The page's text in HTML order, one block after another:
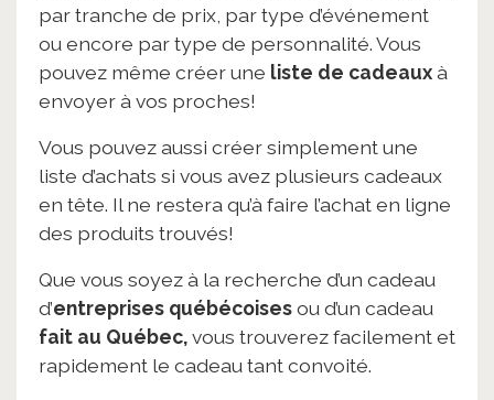
par tranche de prix, par type d’événement
ou encore par type de personnalité. Vous
pouvez même créer une liste de cadeauxà
envoyer à vos proches!
Vous pouvez aussi créer simplement une
liste d’achats si vous avez plusieurs cadeaux
en tête. Il ne restera qu’à faire l’achat en ligne
des produits trouvés!
Que vous soyez à la recherche d’un cadeau
d’entreprises québécoisesou d’un cadeau
fait au Québec,vous trouverez facilement et
rapidement le cadeau tant convoité.